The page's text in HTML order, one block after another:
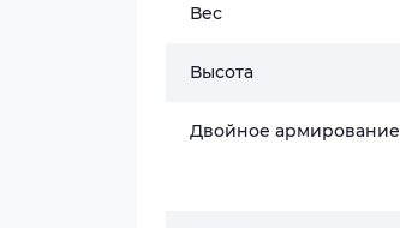
Вес
Высота
Двойное армирование